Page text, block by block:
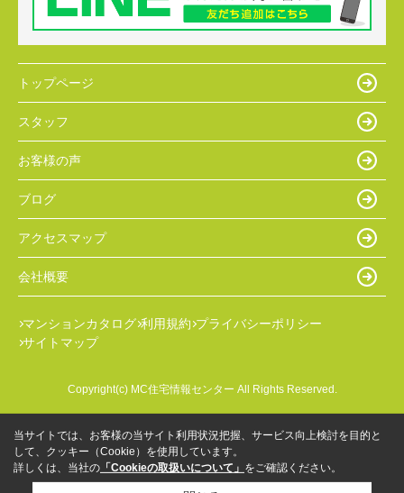
トップページ
スタッフ
お客様の声
ブログ
アクセスマップ
会社概要
マンションカタログ 利用規約 プライバシーポリシー
サイトマップ
Copyright(c) MC住宅情報センター All Rights Reserved.
当サイトでは、お客様の当サイト利用状況把握、サービス向上検討を目的と
して、クッキー（Cookie）を使用しています。
詳しくは、当社の 「Cookieの取扱いについて」 をご確認ください。